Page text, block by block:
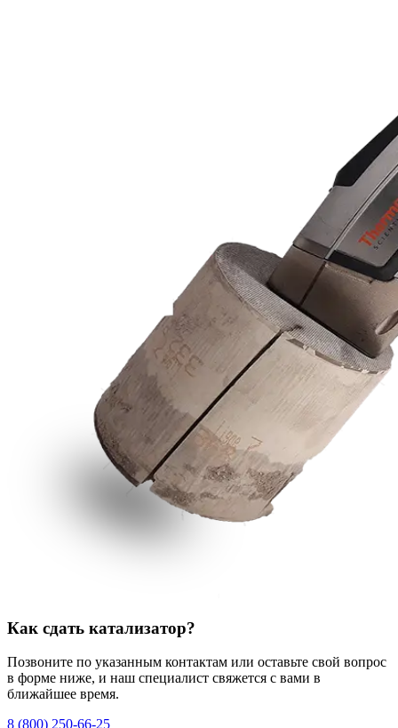
Как сдать катализатор?
Позвоните по указанным контактам или оставьте свой вопрос
в форме ниже, и наш специалист свяжется с вами в
ближайшее время.
8 (800) 250-66-25